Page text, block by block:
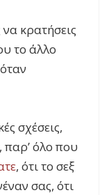
κρατήσεις
το άλλο
σχέσεις,
παρ’ όλο που
, ότι το σεξ
σας, ότι